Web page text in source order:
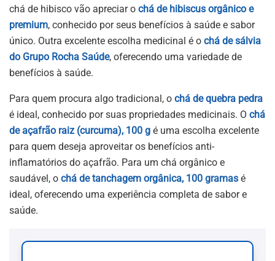
chá de hibisco vão apreciar o chá de hibiscus orgânico e
premium, conhecido por seus benefícios à saúde e sabor
único. Outra excelente escolha medicinal é o chá de sálvia
do Grupo Rocha Saúde, oferecendo uma variedade de
benefícios à saúde.
Para quem procura algo tradicional, o chá de quebra pedra
é ideal, conhecido por suas propriedades medicinais. O chá
de açafrão raiz (curcuma), 100 g é uma escolha excelente
para quem deseja aproveitar os benefícios anti-
inflamatórios do açafrão. Para um chá orgânico e
saudável, o chá de tanchagem orgânica, 100 gramas é
ideal, oferecendo uma experiência completa de sabor e
saúde.